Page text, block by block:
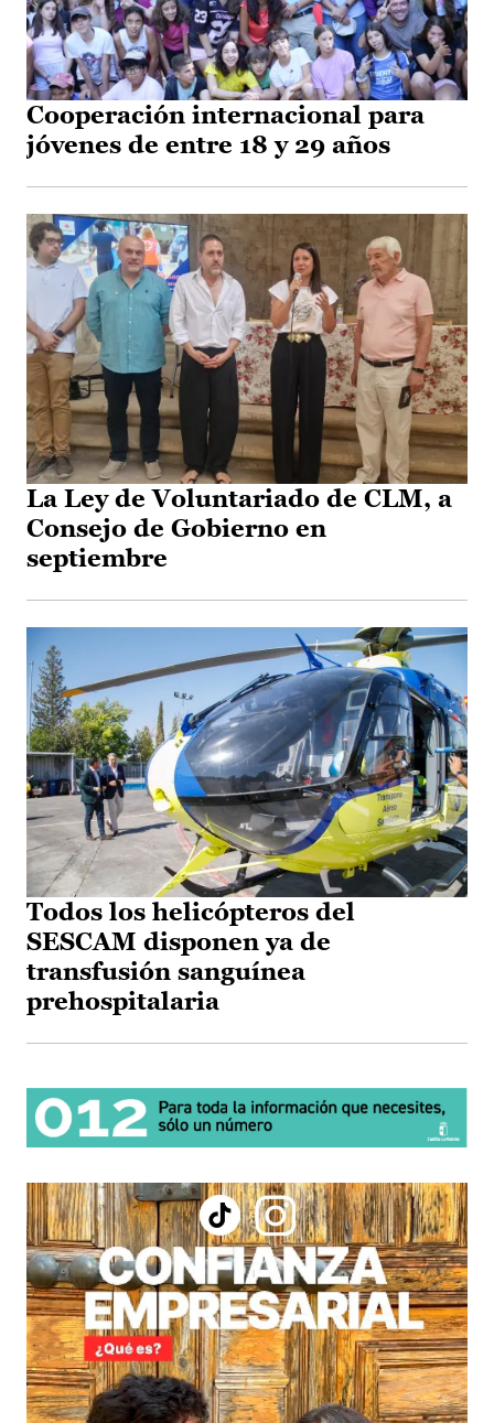
Cooperación internacional para
jóvenes de entre 18 y 29 años
La Ley de Voluntariado de CLM, a
Consejo de Gobierno en
septiembre
Todos los helicópteros del
SESCAM disponen ya de
transfusión sanguínea
prehospitalaria